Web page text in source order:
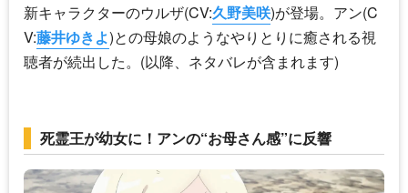
新キャラクターのウルザ(CV:久野美咲)が登場。アン(C
V:藤井ゆきよ)との母娘のようなやりとりに癒される視
聴者が続出した。(以降、ネタバレが含まれます)
死霊王が幼女に！アンの“お母さん感”に反響